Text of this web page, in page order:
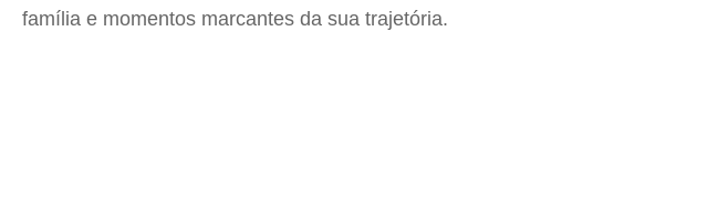
família e momentos marcantes da sua trajetória.